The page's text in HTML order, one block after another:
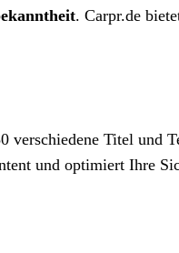
. Carpr.de
Titel und
und optimiert Ihre